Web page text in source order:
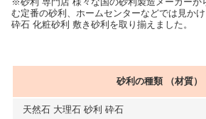
む定番の砂利、ホームセンターなどでは見か
砕石 化粧砂利 敷き砂利を取り揃えました。
砂利の種類 （材質）
天然石 大理石 砂利 砕石